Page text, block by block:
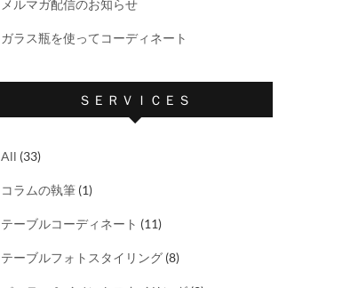
メルマガ配信のお知らせ
ガラス瓶を使ってコーディネート
ＳＥＲＶＩＣＥＳ
All (33)
コラムの執筆 (1)
テーブルコーディネート (11)
テーブルフォトスタイリング (8)